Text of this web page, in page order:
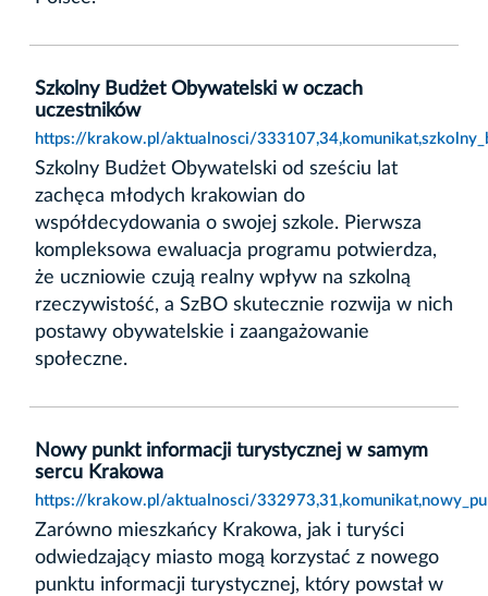
Szkolny Budżet Obywatelski w oczach
uczestników
https://krakow.pl/aktualnosci/
Szkolny Budżet Obywatelski od sześciu lat
zachęca młodych krakowian do
współdecydowania o swojej szkole. Pierwsza
kompleksowa ewaluacja programu potwierdza,
że uczniowie czują realny wpływ na szkolną
rzeczywistość, a SzBO skutecznie rozwija w nich
postawy obywatelskie i zaangażowanie
społeczne.
Nowy punkt informacji turystycznej w samym
sercu Krakowa
https://krakow.pl/aktualnosci/
Zarówno mieszkańcy Krakowa, jak i turyści
odwiedzający miasto mogą korzystać z nowego
punktu informacji turystycznej, który powstał w